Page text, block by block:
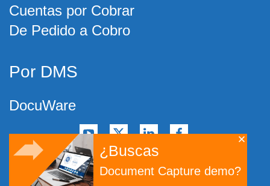
¿Buscas
Document Capture demo?
Cuentas por Cobrar
De Pedido a Cobro
Por DMS
DocuWare
© 2026